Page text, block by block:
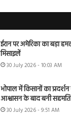
ईरान पर अमेरिका का बड़ा
मिसाइलें
30 July 2026 - 10:03 AM
भोपाल में किसानों का
आश्वासन के बाद बनी सहमति
30 July 2026 - 9:51 AM